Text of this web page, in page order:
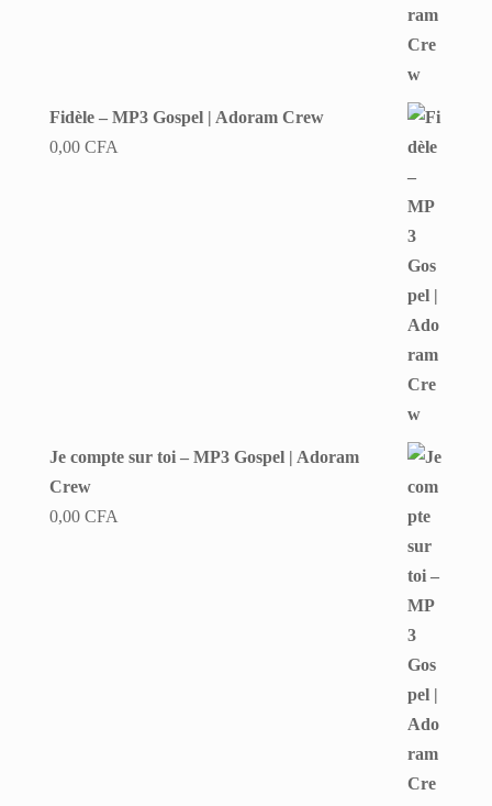
Fidèle – MP3 Gospel | Adoram Crew
0,00 CFA
Je compte sur toi – MP3 Gospel | Adoram
Crew
0,00 CFA